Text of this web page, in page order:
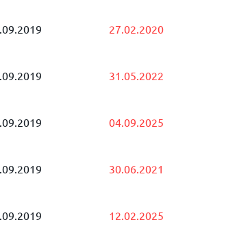
27.02.2020
31.05.2022
04.09.2025
30.06.2021
12.02.2025